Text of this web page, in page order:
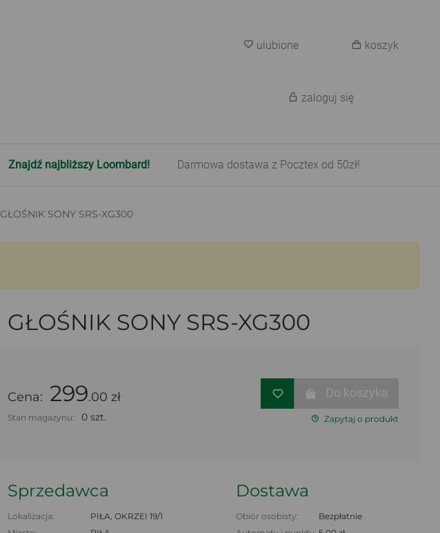
ulubione koszyk
zaloguj się
Znajdź najbliższy Loombard! Darmowa dostawa z Pocztex od 50zł!
GŁOŚNIK SONY SRS-XG300
GŁOŚNIK SONY SRS-XG300
Cena: 299.00 zł
Stan magazynu: 0 szt.
Do koszyka
Zapytaj o produkt
Sprzedawca
Lokalizacja:
PIŁA, OKRZEI 19/1
Dostawa
Obiór osobisty:
Bezpłatnie